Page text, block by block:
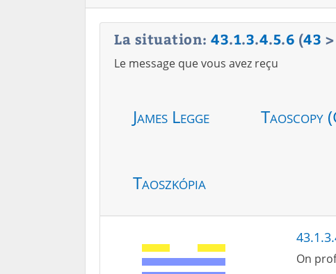
La situation: 43.1.3.4.5.6 (43 >
Le message que vous avez reçu
James Legge Taoscopy
Taoszkópia
On